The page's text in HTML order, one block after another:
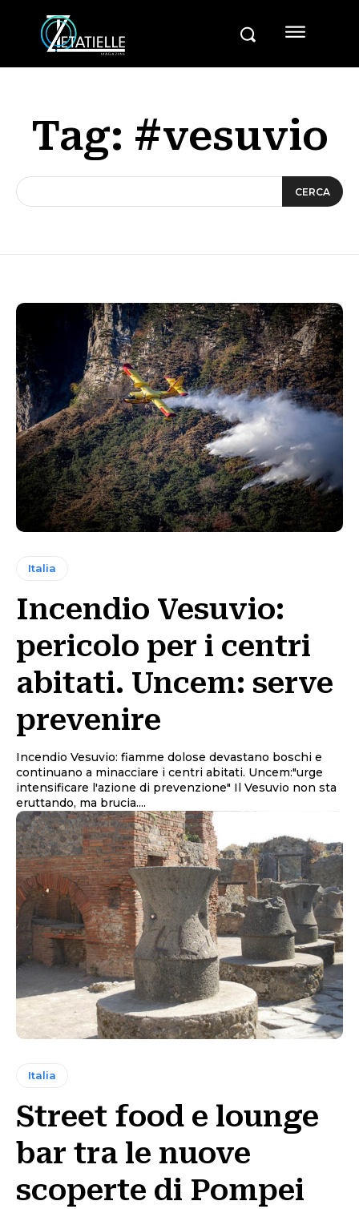
Tag: #vesuvio
CERCA
Italia
Incendio Vesuvio:
pericolo per i centri
abitati. Uncem: serve
prevenire
Incendio Vesuvio: fiamme dolose devastano boschi e
continuano a minacciare i centri abitati. Uncem:"urge
intensificare l'azione di prevenzione" Il Vesuvio non sta
eruttando, ma brucia....
Italia
Street food e lounge
bar tra le nuove
scoperte di Pompei